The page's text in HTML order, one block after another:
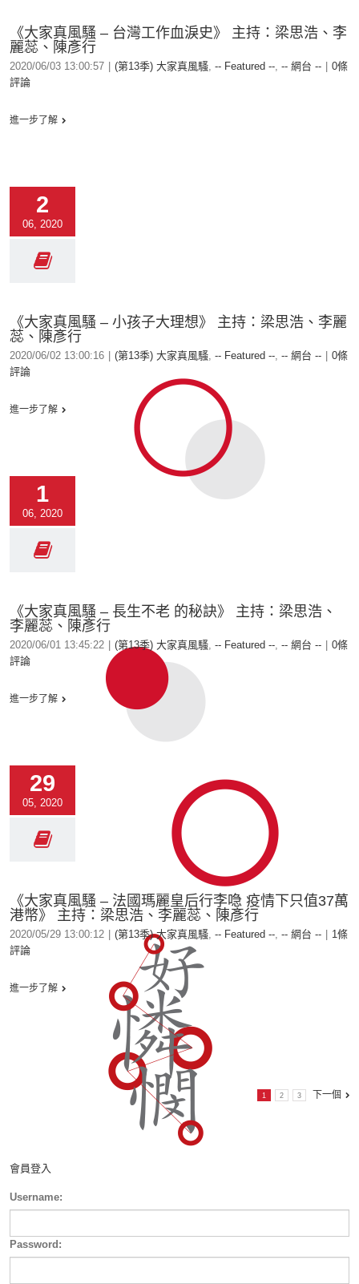
《大家真風騷 – 台灣工作血淚史》 主持：梁思浩、李
麗蕊、陳彥行
2020/06/03 13:00:57 (第13季) 大家真風騷, -- Featured --, -- 網台 --
0條
評論
進一步了解
2
06, 2020
《大家真風騷 – 小孩子大理想》 主持：梁思浩、李麗
蕊、陳彥行
2020/06/02 13:00:16 (第13季) 大家真風騷, -- Featured --, -- 網台 --
0條
評論
進一步了解
1
06, 2020
《大家真風騷 – 長生不老 的秘訣》 主持：梁思浩、
李麗蕊、陳彥行
2020/06/01 13:45:22 (第13季) 大家真風騷, -- Featured --, -- 網台 --
0條
評論
進一步了解
29
05, 2020
《大家真風騷 – 法國瑪麗皇后行李喼 疫情下只值37萬
港幣》 主持：梁思浩、李麗蕊、陳彥行
2020/05/29 13:00:12 (第13季) 大家真風騷, -- Featured --, -- 網台 --
1條
評論
進一步了解
1 2 3 下一個
會員登入
Username:
Password: